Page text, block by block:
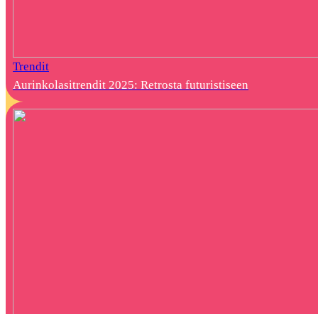
Trendit
Aurinkolasitrendit 2025: Retrosta futuristiseen